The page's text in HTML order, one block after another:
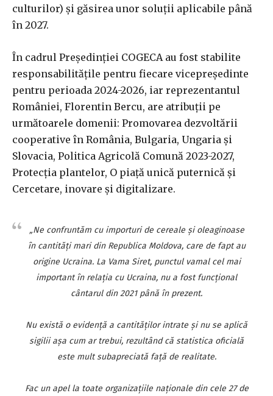
culturilor) şi găsirea unor soluţii aplicabile până
în 2027.
În cadrul Preşedinţiei COGECA au fost stabilite
responsabilităţile pentru fiecare vicepreşedinte
pentru perioada 2024-2026, iar reprezentantul
României, Florentin Bercu, are atribuţii pe
următoarele domenii: Promovarea dezvoltării
cooperative în România, Bulgaria, Ungaria şi
Slovacia, Politica Agricolă Comună 2023-2027,
Protecţia plantelor, O piaţă unică puternică şi
Cercetare, inovare şi digitalizare.
„Ne confruntăm cu importuri de cereale şi oleaginoase
în cantităţi mari din Republica Moldova, care de fapt au
origine Ucraina. La Vama Siret, punctul vamal cel mai
important în relaţia cu Ucraina, nu a fost funcţional
cântarul din 2021 până în prezent.
Nu există o evidenţă a cantităţilor intrate şi nu se aplică
sigilii aşa cum ar trebui, rezultând că statistica oficială
este mult subapreciată faţă de realitate.
Fac un apel la toate organizaţiile naţionale din cele 27 de